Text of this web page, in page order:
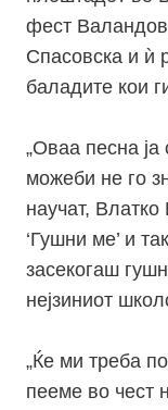
фест
Спасовска и ѝ
баладите кои
„Оваа песна ја
можеби не го
научат,
‘Гушни ме’ и
засекогаш
нејзиниот
„Ќе ми треба
пееме во чест